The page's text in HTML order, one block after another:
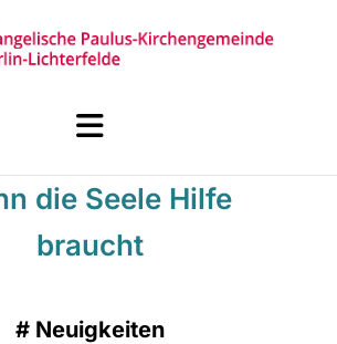
die Seele Hilfe
braucht
# Neuigkeiten